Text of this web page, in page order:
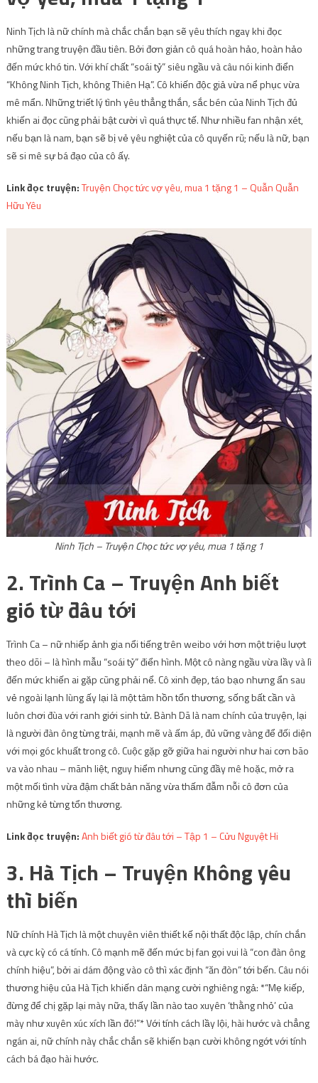
Ninh Tịch là nữ chính mà chắc chắn bạn sẽ yêu thích ngay khi đọc
những trang truyện đầu tiên. Bởi đơn giản cô quá hoàn hảo, hoàn hảo
đến mức khó tin. Với khí chất “soái tỷ” siêu ngầu và câu nói kinh điển
“Không Ninh Tịch, không Thiên Hạ”. Cô khiến độc giả vừa nể phục vừa
mê mẩn. Những triết lý tình yêu thẳng thắn, sắc bén của Ninh Tịch đủ
khiến ai đọc cũng phải bật cười vì quá thực tế. Như nhiều fan nhận xét,
nếu bạn là nam, bạn sẽ bị vẻ yêu nghiệt của cô quyến rũ; nếu là nữ, bạn
sẽ si mê sự bá đạo của cô ấy.
Link đọc truyện:Truyện Chọc tức vợ yêu, mua 1 tặng 1 – Quẫn Quẫn
Hữu Yêu
Ninh Tịch – Truyện Chọc tức vợ yêu, mua 1 tặng 1
2. Trình Ca – Truyện Anh biết
gió từ đâu tới
Trình Ca – nữ nhiếp ảnh gia nổi tiếng trên weibo với hơn một triệu lượt
theo dõi – là hình mẫu “soái tỷ” điển hình. Một cô nàng ngầu vừa lầy và lì
đến mức khiến ai gặp cũng phải nể. Cô xinh đẹp, táo bạo nhưng ẩn sau
vẻ ngoài lạnh lùng ấy lại là một tâm hồn tổn thương, sống bất cần và
luôn chơi đùa với ranh giới sinh tử. Bành Dã là nam chính của truyện, lại
là người đàn ông từng trải, mạnh mẽ và ấm áp, đủ vững vàng để đối diện
với mọi góc khuất trong cô. Cuộc gặp gỡ giữa hai người như hai cơn bão
va vào nhau – mãnh liệt, nguy hiểm nhưng cũng đầy mê hoặc, mở ra
một mối tình vừa đậm chất bản năng vừa thấm đẫm nỗi cô đơn của
những kẻ từng tổn thương.
Link đọc truyện:Anh biết gió từ đâu tới – Tập 1 – Cửu Nguyệt Hi
3. Hà Tịch – Truyện Không yêu
thì biến
Nữ chính Hà Tịch là một chuyên viên thiết kế nội thất độc lập, chín chắn
và cực kỳ có cá tính. Cô mạnh mẽ đến mức bị fan gọi vui là “con đàn ông
chính hiệu”, bởi ai dám động vào cô thì xác định “ăn đòn” tới bến. Câu nói
thương hiệu của Hà Tịch khiến dân mạng cười nghiêng ngả: *“Mẹ kiếp,
đừng để chị gặp lại mày nữa, thấy lần nào tao xuyên ‘thằng nhỏ’ của
mày như xuyên xúc xích lần đó!”* Với tính cách lầy lội, hài hước và chẳng
ngán ai, nữ chính này chắc chắn sẽ khiến bạn cười không ngớt với tính
cách bá đạo hài hước.